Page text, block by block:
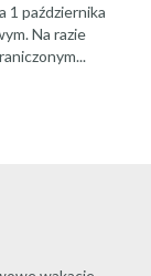
1 października
Na razie